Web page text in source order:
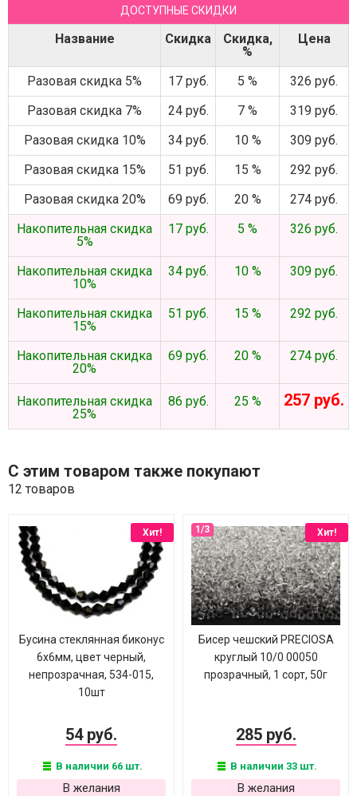
ДОСТУПНЫЕ СКИДКИ
Название Скидка
Скидка,
%
Цена
Разовая скидка 5% 17 руб. 5 %
326 руб.
Разовая скидка 7%
24 руб. 7 %
319 руб.
Разовая скидка 10%
34 руб. 10 %
309 руб.
Разовая скидка 15%
51 руб. 15 %
292 руб.
Разовая скидка 20%
69 руб. 20 %
274 руб.
Накопительная скидка
5%
17 руб. 5 % 326 руб.
Накопительная скидка
10%
34 руб. 10 % 309 руб.
Накопительная скидка
15%
51 руб. 15 % 292 руб.
Накопительная скидка
20%
69 руб. 20 % 274 руб.
Накопительная скидка
25%
86 руб. 25 % 257 руб.
С этим товаром также покупают
12 товаров
Хит!
Бусина стеклянная биконус
6х6мм, цвет черный,
непрозрачная, 534-015,
10шт
54 руб.
В наличии 66 шт.
В желания
Хит!
Бисер чешский PRECIOSA
круглый 10/0 00050
прозрачный, 1 сорт, 50г
285 руб.
В наличии 33 шт.
В желания